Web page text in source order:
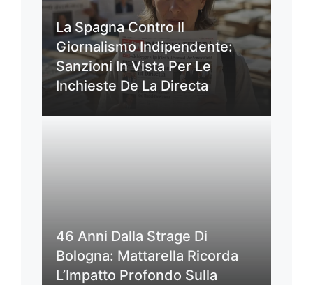
La Spagna Contro Il
Giornalismo Indipendente:
Sanzioni In Vista Per Le
Inchieste De La Directa
46 Anni Dalla Strage Di
Bologna: Mattarella Ricorda
L’Impatto Profondo Sulla